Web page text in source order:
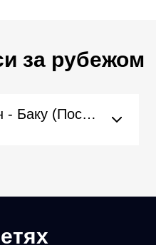
за рубежом
Азербайджан - Баку (Посольство)